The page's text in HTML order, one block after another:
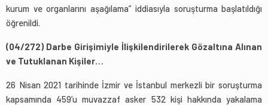
kurum ve organlarını aşağılama” iddiasıyla soruşturma başlatıldığı
öğrenildi.
(04/272) Darbe Girişimiyle İlişkilendirilerek Gözaltına Alınan
ve Tutuklanan Kişiler…
26 Nisan 2021 tarihinde İzmir ve İstanbul merkezli bir soruşturma
kapsamında 459’u muvazzaf asker 532 kişi hakkında yakalama